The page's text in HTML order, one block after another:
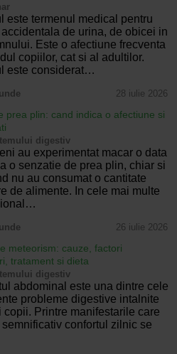
este termenul medical pentru
de urina, de obicei in
Este o afectiune frecventa
copiilor, cat si al adultilor.
este considerat…
28 iulie 2026
prea plin: cand indica o afectiune si
digestiv
au experimentat macar o data
o senzatie de prea plin, chiar si
nu au consumat o cantitate
de alimente. In cele mai multe
26 iulie 2026
meteorism: cauze, factori
tratament si dieta
digestiv
abdominal este una dintre cele
probleme digestive intalnite
copii. Printre manifestarile care
semnificativ confortul zilnic se